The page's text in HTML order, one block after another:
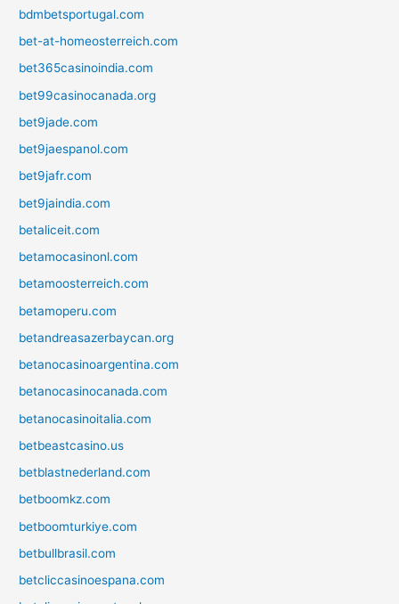
bdmbetsportugal.com
bet-at-homeosterreich.com
bet365casinoindia.com
bet99casinocanada.org
bet9jade.com
bet9jaespanol.com
bet9jafr.com
bet9jaindia.com
betaliceit.com
betamocasinonl.com
betamoosterreich.com
betamoperu.com
betandreasazerbaycan.org
betanocasinoargentina.com
betanocasinocanada.com
betanocasinoitalia.com
betbeastcasino.us
betblastnederland.com
betboomkz.com
betboomturkiye.com
betbullbrasil.com
betcliccasinoespana.com